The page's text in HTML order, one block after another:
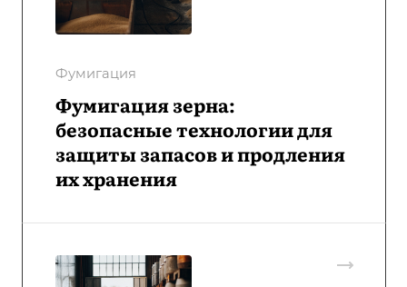
Фумигация
Фумигация зерна:
безопасные технологии для
защиты запасов и продления
их хранения